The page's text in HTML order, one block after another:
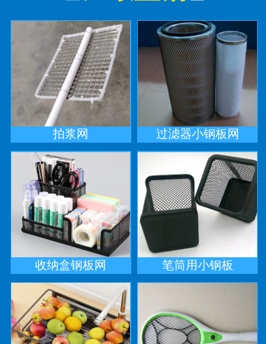
拍浆网 过滤器小钢板网
收纳盒钢板网 笔筒用小钢板